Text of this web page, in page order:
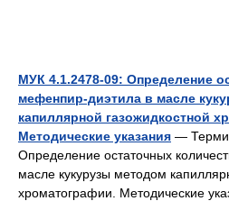
МУК 4.1.2478-09: Определение
мефенпир-диэтила в масле
капиллярной газожидкостной
Методические указания —
Определение остаточных
масле кукурузы методом
хроматографии. Методические